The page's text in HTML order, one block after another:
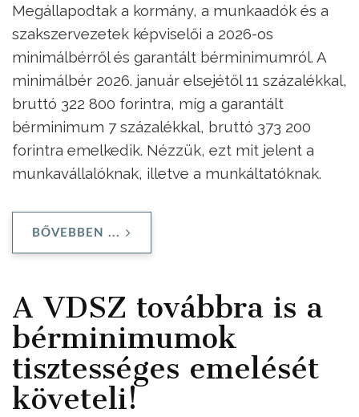
Megállapodtak a kormány, a munkaadók és a
szakszervezetek képviselői a 2026-os
minimálbérről és garantált bérminimumról. A
minimálbér 2026. január elsejétől 11 százalékkal,
bruttó 322 800 forintra, míg a garantált
bérminimum 7 százalékkal, bruttó 373 200
forintra emelkedik. Nézzük, ezt mit jelent a
munkavállalóknak, illetve a munkáltatóknak.
BŐVEBBEN ...
A VDSZ továbbra is a
bérminimumok
tisztességes emelését
követeli!